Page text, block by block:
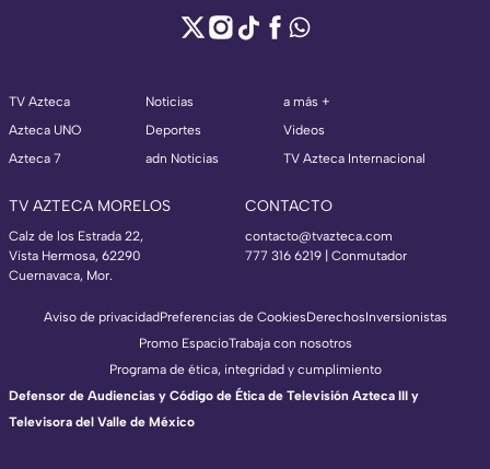
TV Azteca
Azteca UNO
Azteca 7
Noticias
Deportes
adn Noticias
a más +
Videos
TV Azteca Internacional
TV AZTECA MORELOS
Calz de los Estrada 22,
Vista Hermosa, 62290
Cuernavaca, Mor.
CONTACTO
contacto@tvazteca.com
777 316 6219 | Conmutador
Aviso de privacidadPreferencias de CookiesDerechosInversionistas
Promo EspacioTrabaja con nosotros
Programa de ética, integridad y cumplimiento
Defensor de Audiencias y Código de Ética de Televisión Azteca III y
Televisora del Valle de México